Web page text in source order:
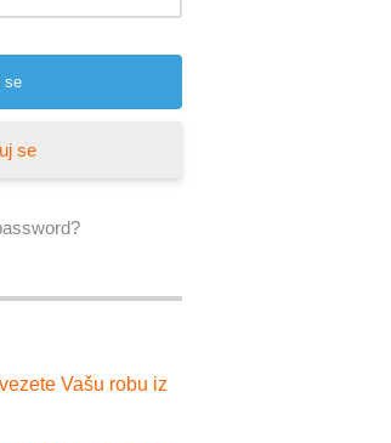
se
Vašu robu iz